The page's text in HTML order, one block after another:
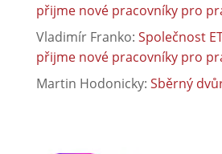
přijme nové pracovníky pro
Vladimír Franko: Společnost
přijme nové pracovníky pro
Martin Hodonicky: Sběrný